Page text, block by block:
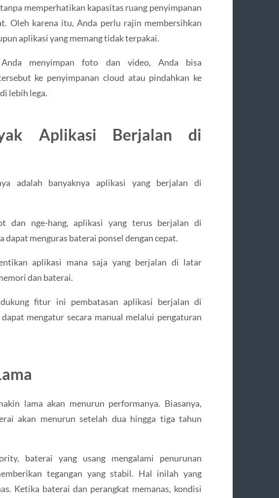
memperhatikan kapasitas ruang penyimpanan
Oleh karena itu, Anda perlu rajin membersihkan
aplikasi yang memang tidak terpakai.
Anda menyimpan foto dan video, Anda bisa
ke penyimpanan cloud atau pindahkan ke
lebih lega.
Aplikasi Berjalan di
adalah banyaknya aplikasi yang berjalan di
dan nge-hang, aplikasi yang terus berjalan di
dapat menguras baterai ponsel dengan cepat.
aplikasi mana saja yang berjalan di latar
dan baterai.
fitur ini pembatasan aplikasi berjalan di
mengatur secara manual melalui pengaturan
lama akan menurun performanya. Biasanya,
akan menurun setelah dua hingga tiga tahun
baterai yang usang mengalami penurunan
tegangan yang stabil. Hal inilah yang
Ketika baterai dan perangkat memanas, kondisi